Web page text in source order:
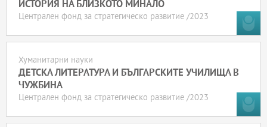
ИСТОРИЯ НА БЛИЗКОТО МИНАЛО
Централен фонд за стратегическо развитие /2023
Хуманитарни науки
ДЕТСКА ЛИТЕРАТУРА И БЪЛГАРСКИТЕ УЧИЛИЩА В
ЧУЖБИНА
Централен фонд за стратегическо развитие /2023